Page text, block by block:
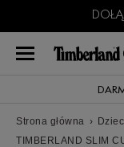
Strona główna ›
TIMBERLAND SLIM